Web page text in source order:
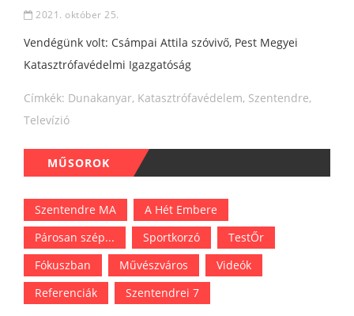
2021. október 25.
Vendégünk volt: Csámpai Attila szóvivő, Pest Megyei
Katasztrófavédelmi Igazgatóság
Címkék: Dunakanyar, Katasztrófavédelem, Szentendre,
Televízió
MŰSOROK
Szentendre MA
A Hét Embere
Párosan szép...
Sportkorzó
TestŐr
Fókuszban
Művészváros
Videók
Referenciák
Szentendrei 7